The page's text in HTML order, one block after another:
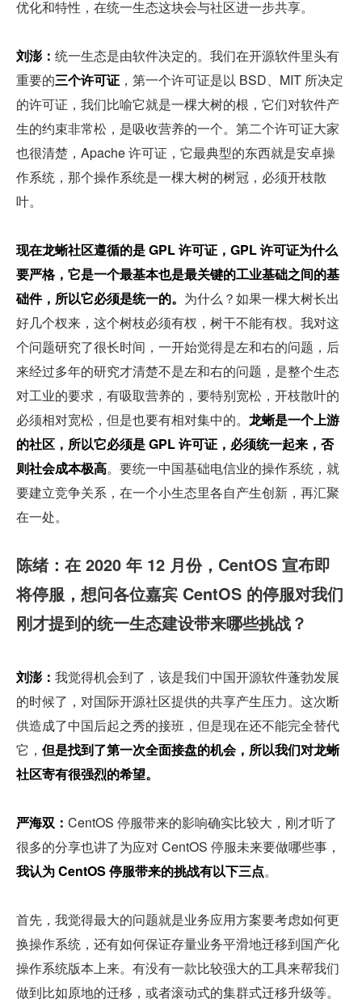
优化和特性，在统一生态这块会与社区进一步共享。
刘澎： 统一生态是由软件决定的。我们在开源软件里头有
重要的三个许可证 ，第一个许可证是以 BSD、MIT 所决定
的许可证，我们比喻它就是一棵大树的根，它们对软件产
生的约束非常松，是吸收营养的一个。第二个许可证大家
也很清楚，Apache 许可证，它最典型的东西就是安卓操
作系统，那个操作系统是一棵大树的树冠，必须开枝散
叶。
现在龙蜥社区遵循的是 GPL 许可证，GPL 许可证为什么
要严格，它是一个最基本也是最关键的工业基础之间的基
础件，所以它必须是统一的。 为什么？如果一棵大树长出
好几个杈来，这个树枝必须有杈，树干不能有杈。我对这
个问题研究了很长时间，一开始觉得是左和右的问题，后
来经过多年的研究才清楚不是左和右的问题，是整个生态
对工业的要求，有吸取营养的，要特别宽松，开枝散叶的
必须相对宽松，但是也要有相对集中的。 龙蜥是一个上游
的社区，所以它必须是 GPL 许可证，必须统一起来，否
则社会成本极高。要统一中国基础电信业的操作系统，就
要建立竞争关系，在一个小生态里各自产生创新，再汇聚
在一处。
陈绪：在 2020 年 12 月份，CentOS 宣布即
将停服，想问各位嘉宾 CentOS 的停服对我们
刚才提到的统一生态建设带来哪些挑战？
刘澎： 我觉得机会到了，该是我们中国开源软件蓬勃发展
的时候了，对国际开源社区提供的共享产生压力。这次断
供造成了中国后起之秀的接班，但是现在还不能完全替代
它， 但是找到了第一次全面接盘的机会，所以我们对龙蜥
社区寄有很强烈的希望。
严海双： CentOS 停服带来的影响确实比较大，刚才听了
很多的分享也讲了为应对 CentOS 停服未来要做哪些事，
我认为 CentOS 停服带来的挑战有以下三点。
首先，我觉得最大的问题就是业务应用方案要考虑如何更
换操作系统，还有如何保证存量业务平滑地迁移到国产化
操作系统版本上来。有没有一款比较强大的工具来帮我们
做到比如原地的迁移，或者滚动式的集群式迁移升级等。